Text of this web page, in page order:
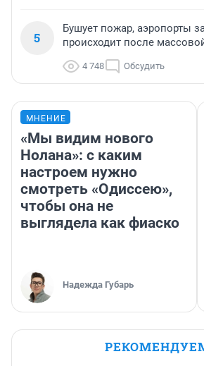
5
Бушует пожар, аэропорты
происходит после
4 748 Обсудить
МНЕНИЕ
«Мы видим нового
Нолана»: с каким
настроем нужно
смотреть «Одиссею»,
чтобы она не
выглядела как фиаско
Надежда Губарь